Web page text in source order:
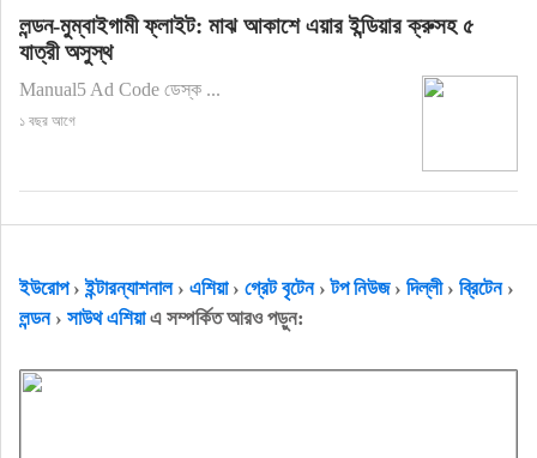
লন্ডন-মুম্বাইগামী ফ্লাইট: মাঝ আকাশে এয়ার ইন্ডিয়ার ক্রুসহ ৫
যাত্রী অসুস্থ
Manual5 Ad Code ডেস্ক ...
১ বছর আগে
ইউরোপ›ইন্টারন্যাশনাল› এশিয়া› গ্রেট বৃটেন›টপ নিউজ› দিল্লী› ব্রিটেন›
লন্ডন› সাউথ এশিয়াএ সম্পর্কিত আরও পড়ুন: